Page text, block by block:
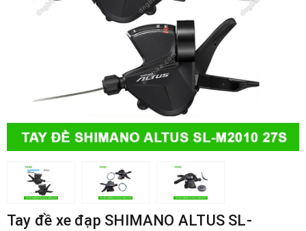
Tay đề xe đạp SHIMANO ALTUS SL-